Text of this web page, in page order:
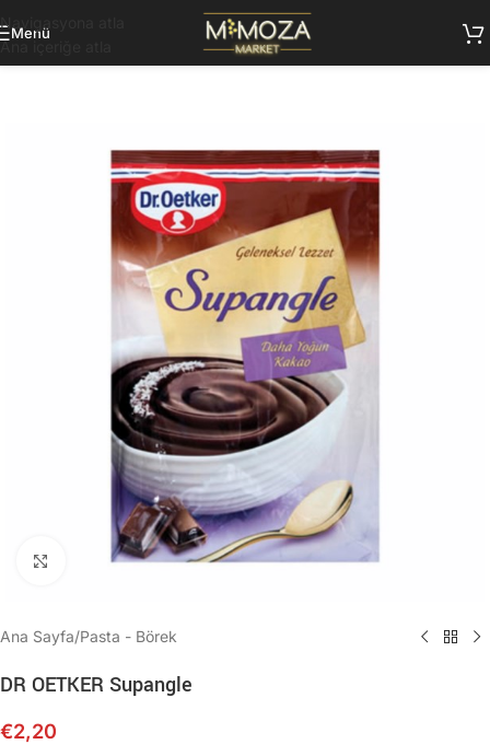
Navigasyona atla
Ana içeriğe atla
Menü
Büyütmek için tıklayın
Ana Sayfa/Pasta - Börek
DR OETKER Supangle
€2,20